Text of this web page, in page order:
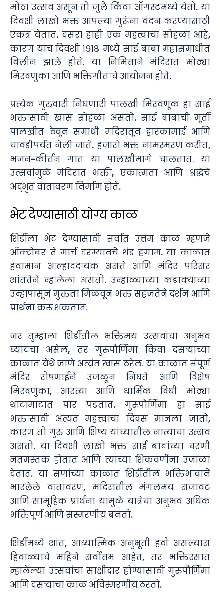
मोठा उत्सव असून तो जुलै किंवा ऑगस्टमध्ये येतो. या
दिवशी लाखो भक्त आपल्या गुरूंना वंदन करण्यासाठी
एकत्र येतात. दसरा हाही एक महत्त्वाचा सोहळा आहे,
कारण याच दिवशी १९१८ मध्ये साई बाबा महासमाधीत
विलीन झाले होते. या निमित्ताने मंदिरात मोठ्या
मिरवणुका आणि भक्तिगीतांचे आयोजन होते.
प्रत्येक गुरुवारी निघणारी पालखी मिरवणूक हा साई
भक्तांसाठी खास सोहळा असतो. साई बाबांची मूर्ती
पालखीत ठेवून समाधी मंदिरातून द्वारकामाई आणि
चावडीपर्यंत नेली जाते. हजारो भक्त नामस्मरण करीत,
भजन-कीर्तन गात या पालखीमागे चालतात. या
उत्सवांमुळे मंदिरात भक्ती, एकात्मता आणि श्रद्धेचे
अद्भुत वातावरण निर्माण होते.
भेट देण्यासाठी योग्य काळ
शिर्डीला भेट देण्यासाठी सर्वात उत्तम काळ म्हणजे
ऑक्टोबर ते मार्च दरम्यानचे थंड हंगाम. या काळात
हवामान आल्हाददायक असते आणि मंदिर परिसर
शांततेने न्हालेला असतो. उन्हाळ्याच्या कडाक्याच्या
उन्हापासून मुक्तता मिळवून भक्त सहजतेने दर्शन आणि
प्रार्थना करू शकतात.
जर तुम्हाला शिर्डीतील भक्तिमय उत्सवांचा अनुभव
घ्यायचा असेल, तर गुरुपौर्णिमा किंवा दसऱ्याच्या
काळात येथे जाणे अत्यंत खास ठरेल. या काळात संपूर्ण
मंदिर रोषणाईने उजळून निघते आणि विशेष
मिरवणुका, आरत्या आणि धार्मिक विधी मोठ्या
थाटामाटात पार पडतात. गुरुपौर्णिमा हा साई
भक्तांसाठी अत्यंत महत्त्वाचा दिवस मानला जातो,
कारण तो गुरु आणि शिष्य यांच्यातील नात्याचा उत्सव
असतो. या दिवशी लाखो भक्त साई बाबांच्या चरणी
नतमस्तक होतात आणि त्यांच्या शिकवणींना उजाळा
देतात. या सणांच्या काळात शिर्डीतील भक्तिभावाने
भारलेले वातावरण, मंदिरातील मंगलमय सजावट
आणि सामूहिक प्रार्थना यामुळे यात्रेचा अनुभव अधिक
भक्तिपूर्ण आणि संस्मरणीय बनतो.
शिर्डीमध्ये शांत, आध्यात्मिक अनुभूती हवी असल्यास
हिवाळ्याचे महिने सर्वोत्तम आहेत, तर भक्तिरसात
न्हालेल्या उत्सवांचा साक्षीदार होण्यासाठी गुरुपौर्णिमा
आणि दसऱ्याचा काळ अविस्मरणीय ठरतो.